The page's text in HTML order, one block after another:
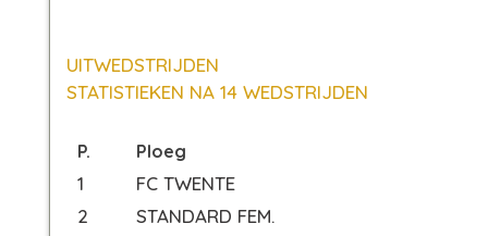
UITWEDSTRIJDEN
STATISTIEKEN NA 14 WEDSTRIJDEN
P. Ploeg
1
FC TWENTE
2
STANDARD FEM.